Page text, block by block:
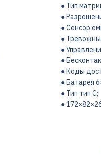
● Тип
●
● Сенсор
●
●
●
● Коды
● Батарея
● Тип тип C;
●